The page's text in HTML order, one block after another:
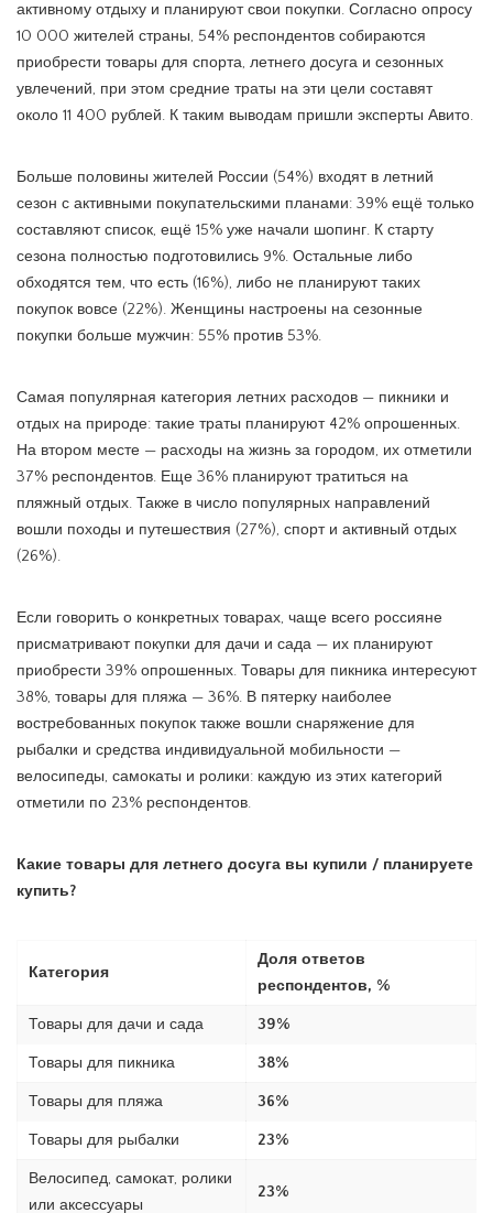
активному отдыху и планируют свои покупки. Согласно опросу
10 000 жителей страны, 54% респондентов собираются
приобрести товары для спорта, летнего досуга и сезонных
увлечений, при этом средние траты на эти цели составят
около 11 400 рублей. К таким выводам пришли эксперты Авито.
Больше половины жителей России (54%) входят в летний
сезон с активными покупательскими планами: 39% ещё только
составляют список, ещё 15% уже начали шопинг. К старту
сезона полностью подготовились 9%. Остальные либо
обходятся тем, что есть (16%), либо не планируют таких
покупок вовсе (22%). Женщины настроены на сезонные
покупки больше мужчин: 55% против 53%.
Самая популярная категория летних расходов — пикники и
отдых на природе: такие траты планируют 42% опрошенных.
На втором месте — расходы на жизнь за городом, их отметили
37% респондентов. Еще 36% планируют тратиться на
пляжный отдых. Также в число популярных направлений
вошли походы и путешествия (27%), спорт и активный отдых
(26%).
Если говорить о конкретных товарах, чаще всего россияне
присматривают покупки для дачи и сада — их планируют
приобрести 39% опрошенных. Товары для пикника интересуют
38%, товары для пляжа — 36%. В пятерку наиболее
востребованных покупок также вошли снаряжение для
рыбалки и средства индивидуальной мобильности —
велосипеды, самокаты и ролики: каждую из этих категорий
отметили по 23% респондентов.
Какие товары для летнего досуга вы купили / планируете
купить?
Категория
Доля ответов
респондентов, %
Товары для дачи и сада 39%
Товары для пикника 38%
Товары для пляжа 36%
Товары для рыбалки 23%
Велосипед, самокат, ролики
или аксессуары
23%